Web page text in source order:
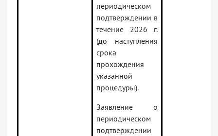
периодическом
подтверждении в
течение 2026 г.
(до наступления
срока
прохождения
указанной
процедуры).
Заявление о
периодическом
подтверждении